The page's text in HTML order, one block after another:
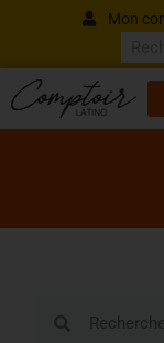
Panneau de gestion
Mon